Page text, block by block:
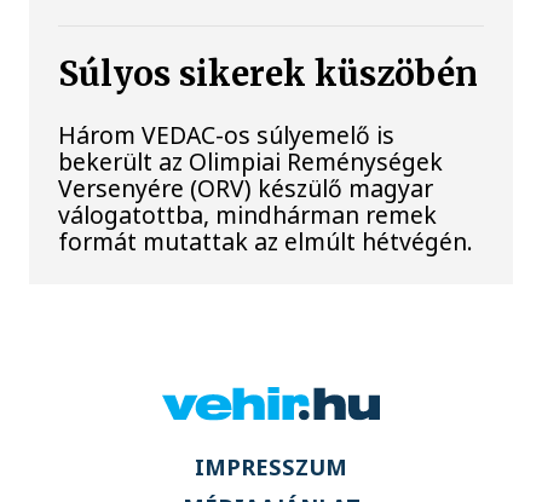
Súlyos sikerek küszöbén
Három VEDAC-os súlyemelő is
bekerült az Olimpiai Reménységek
Versenyére (ORV) készülő magyar
válogatottba, mindhárman remek
formát mutattak az elmúlt hétvégén.
IMPRESSZUM